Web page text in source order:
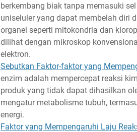
berkembang biak tanpa memasuki
uniseluler yang dapat membelah diri
organel seperti mitokondria dan
dilihat dengan mikroskop
elektron.
Sebutkan Faktor-faktor yang
enzim adalah mempercepat reaksi
produk yang tidak dapat dihasilkan
mengatur metabolisme tubuh,
energi.
Faktor yang Mempengaruhi Laju